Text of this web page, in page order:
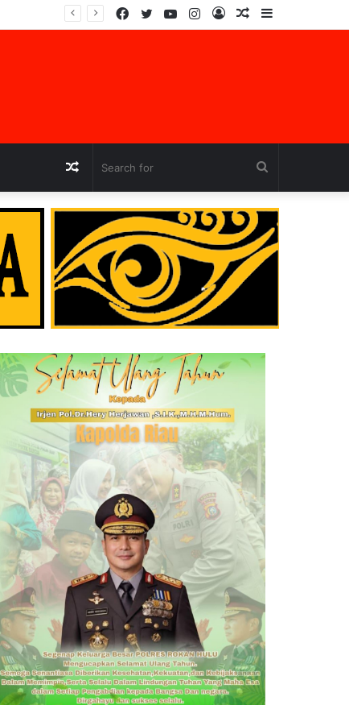
Sidebar
Random
Log
Instagram
YouTube
Twitter
Facebook
for
Random
Article